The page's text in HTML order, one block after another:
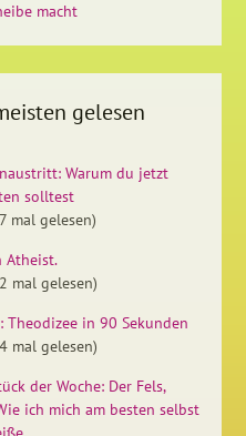
macht
gelesen
Warum du jetzt
solltest
mal gelesen)
Atheist.
mal gelesen)
Theodizee in 90 Sekunden
mal gelesen)
der Woche: Der Fels,
ich mich am besten selbst